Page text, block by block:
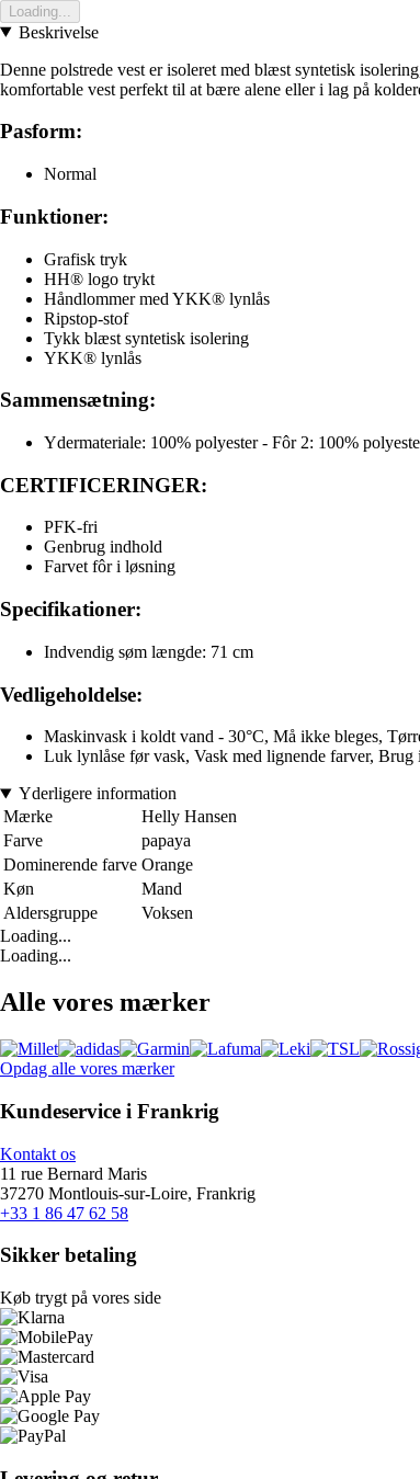
Loading...
Beskrivelse
Denne polstrede vest er isoleret med blæst syntetisk
komfortable vest perfekt til at bære alene eller i lag på
Pasform:
Normal
Funktioner:
Grafisk tryk
HH® logo trykt
Håndlommer med YKK® lynlås
Ripstop-stof
Tykk blæst syntetisk isolering
YKK® lynlås
Sammensætning:
Ydermateriale: 100% polyester - Fôr 2: 100%
CERTIFICERINGER:
PFK-fri
Genbrug indhold
Farvet fôr i løsning
Specifikationer:
Indvendig søm længde: 71 cm
Vedligeholdelse:
Maskinvask i koldt vand - 30°C, Må ikke bleges,
Luk lynlåse før vask, Vask med lignende farver,
Yderligere information
Mærke
Helly Hansen
Farve
papaya
Dominerende farve Orange
Køn
Mand
Aldersgruppe
Voksen
Loading...
Loading...
Alle vores mærker
Opdag alle vores mærker
Kundeservice i Frankrig
Kontakt os
11 rue Bernard Maris
37270 Montlouis-sur-Loire, Frankrig
+33 1 86 47 62 58
Sikker betaling
Køb trygt på vores side